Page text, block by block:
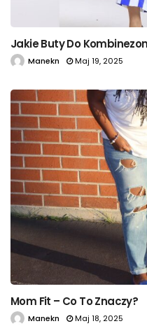
Jakie Buty Do
Manekn Maj 19, 2025
Mom Fit – Co To Znaczy?
Manekn Maj 18, 2025